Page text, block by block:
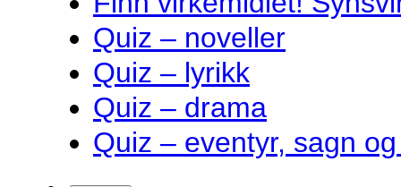
Quiz – noveller
Quiz – lyrikk
Quiz – drama
Quiz – eventyr, sagn